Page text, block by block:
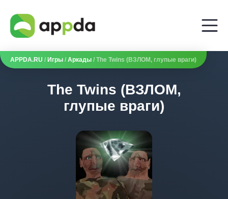
APPDA.RU / Игры / Аркады / The Twins (ВЗЛОМ, глупые враги)
The Twins (ВЗЛОМ,
глупые враги)